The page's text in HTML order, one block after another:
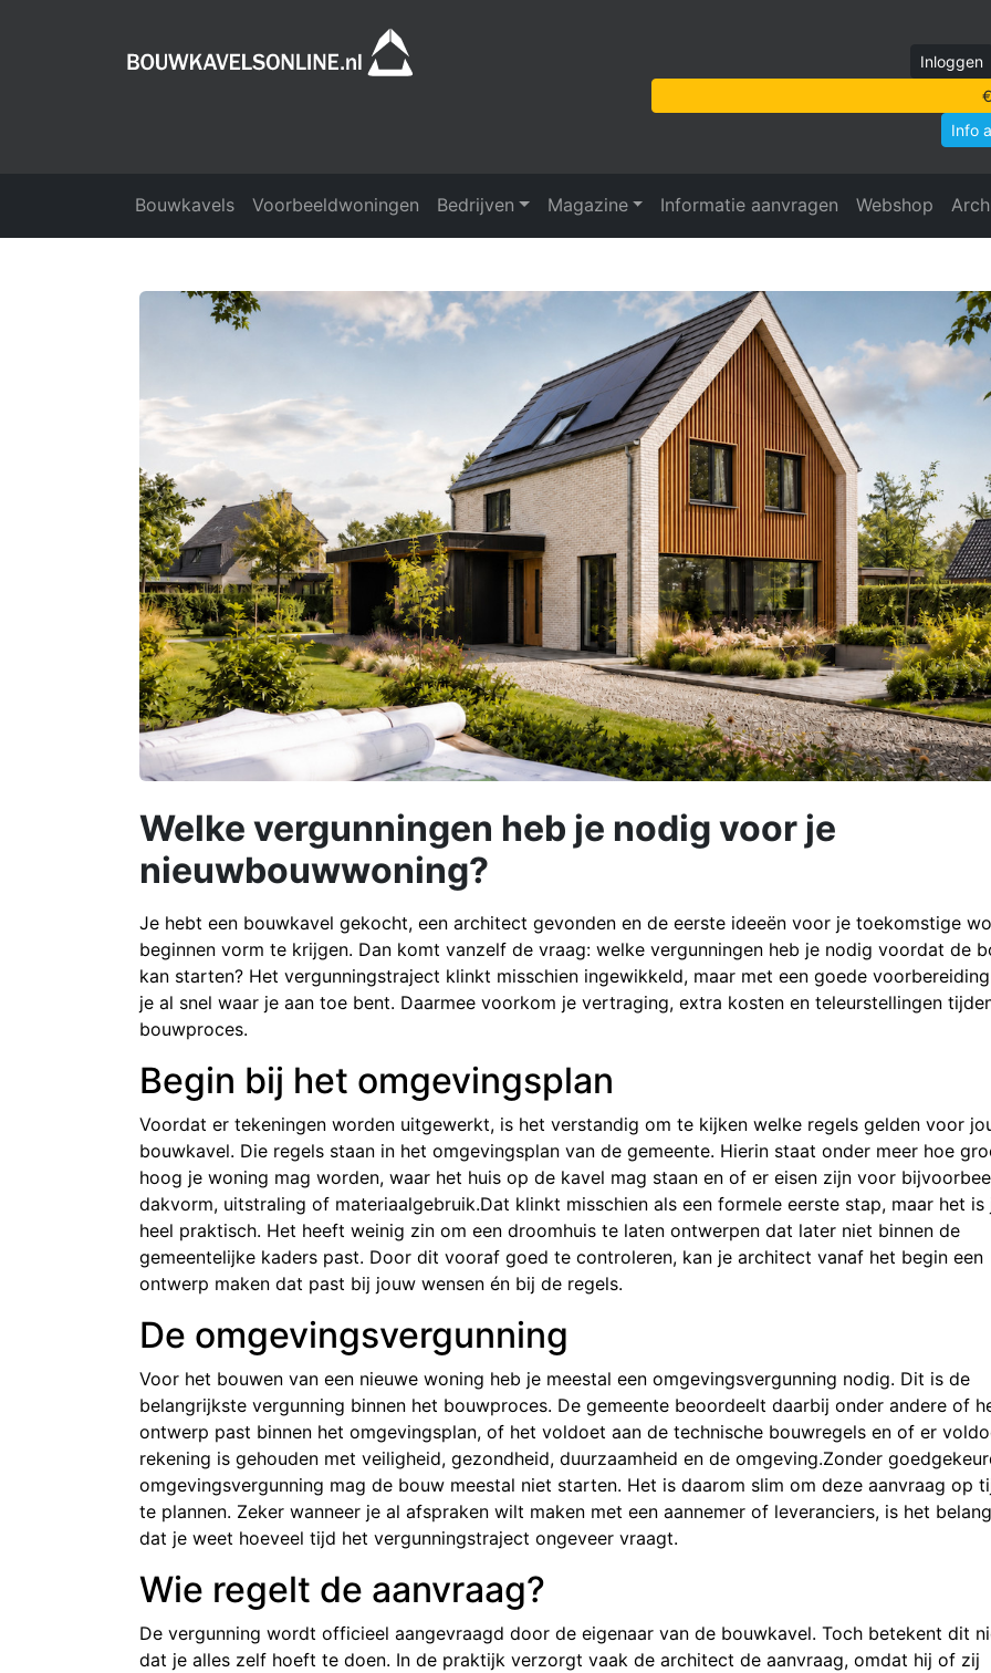
Inloggen
Info
Bouwkavels Voorbeeldwoningen Bedrijven Magazine Informatie aanvragen Webshop
Welke vergunningen heb je nodig voor je
nieuwbouwwoning?
Je hebt een bouwkavel gekocht, een architect gevonden en de eerste ideeën voor je toekomstige
beginnen vorm te krijgen. Dan komt vanzelf de vraag: welke vergunningen heb je nodig voordat de
kan starten? Het vergunningstraject klinkt misschien ingewikkeld, maar met een goede
je al snel waar je aan toe bent. Daarmee voorkom je vertraging, extra kosten en teleurstellingen
bouwproces.
Begin bij het omgevingsplan
Voordat er tekeningen worden uitgewerkt, is het verstandig om te kijken welke regels gelden voor
bouwkavel. Die regels staan in het omgevingsplan van de gemeente. Hierin staat onder meer hoe
hoog je woning mag worden, waar het huis op de kavel mag staan en of er eisen zijn voor
dakvorm, uitstraling of materiaalgebruik.Dat klinkt misschien als een formele eerste stap, maar het is
heel praktisch. Het heeft weinig zin om een droomhuis te laten ontwerpen dat later niet binnen de
gemeentelijke kaders past. Door dit vooraf goed te controleren, kan je architect vanaf het begin een
ontwerp maken dat past bij jouw wensen én bij de regels.
De omgevingsvergunning
Voor het bouwen van een nieuwe woning heb je meestal een omgevingsvergunning nodig. Dit is de
belangrijkste vergunning binnen het bouwproces. De gemeente beoordeelt daarbij onder andere of
ontwerp past binnen het omgevingsplan, of het voldoet aan de technische bouwregels en of er
rekening is gehouden met veiligheid, gezondheid, duurzaamheid en de omgeving.Zonder
omgevingsvergunning mag de bouw meestal niet starten. Het is daarom slim om deze aanvraag op
te plannen. Zeker wanneer je al afspraken wilt maken met een aannemer of leveranciers, is het
dat je weet hoeveel tijd het vergunningstraject ongeveer vraagt.
Wie regelt de aanvraag?
De vergunning wordt officieel aangevraagd door de eigenaar van de bouwkavel. Toch betekent dit
dat je alles zelf hoeft te doen. In de praktijk verzorgt vaak de architect de aanvraag, omdat hij of zij